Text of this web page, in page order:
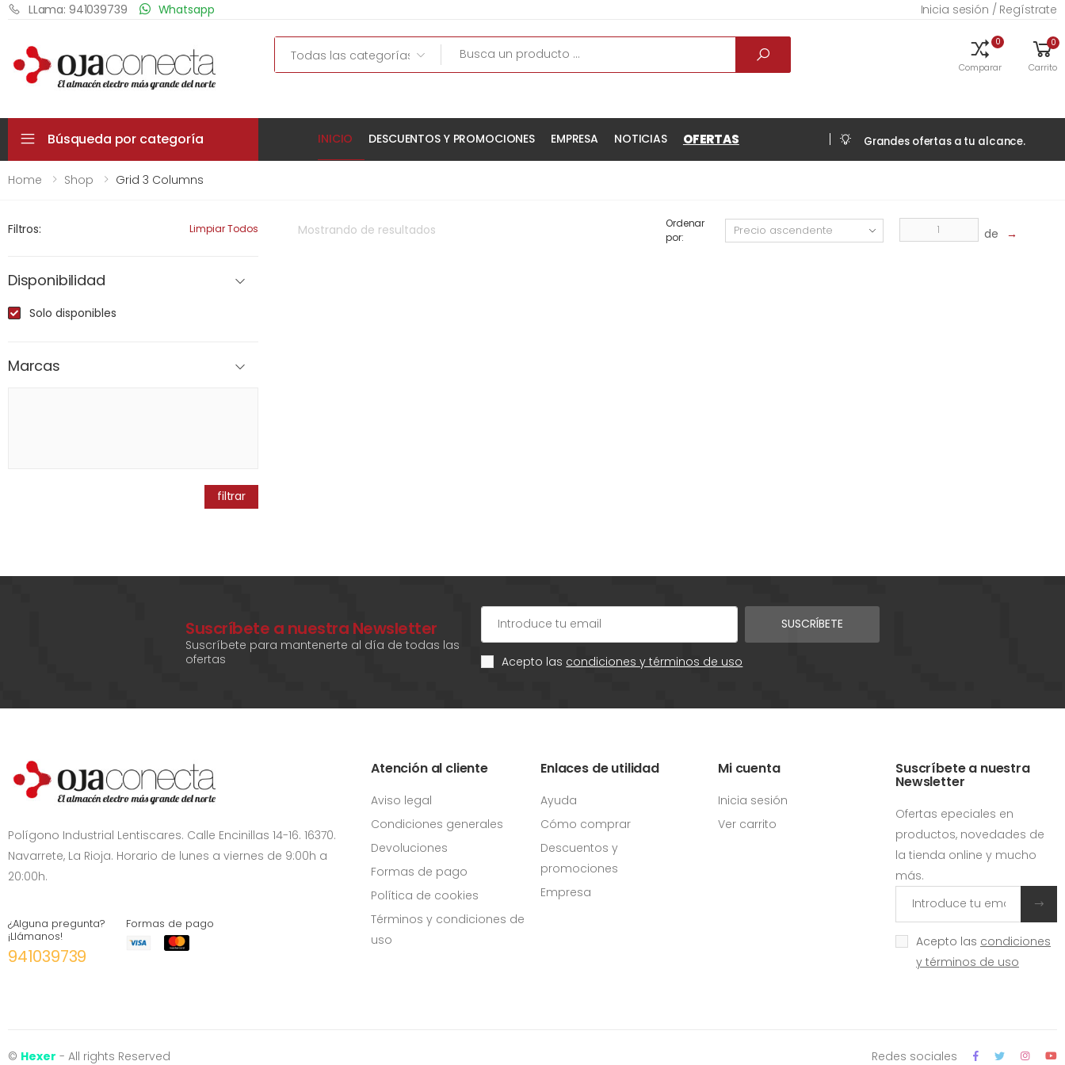
LLama: 941039739 Whatsapp Inicia sesión / Regístrate
Search 0
Comparar
0
Carrito
Búsqueda por categoría INICIO DESCUENTOS Y PROMOCIONES EMPRESA NOTICIAS OFERTAS Grandes ofertas a tu alcance.
Home Shop Grid 3 Columns
Mostrando de resultados
Ordenar
por:
de →
Filtros: Limpiar Todos
Disponibilidad
Solo disponibles
Marcas
filtrar
Suscríbete a nuestra Newsletter
Suscríbete para mantenerte al día de todas las
ofertas
SUSCRÍBETE
Acepto las condiciones y términos de uso
Polígono Industrial Lentiscares. Calle Encinillas 14-16. 16370.
Navarrete, La Rioja. Horario de lunes a viernes de 9:00h a
20:00h.
¿Alguna pregunta?
¡Llámanos!
941039739
Formas de pago
Atención al cliente
Aviso legal
Condiciones generales
Devoluciones
Formas de pago
Política de cookies
Términos y condiciones de
uso
Enlaces de utilidad
Ayuda
Cómo comprar
Descuentos y
promociones
Empresa
Mi cuenta
Inicia sesión
Ver carrito
Suscríbete a nuestra
Newsletter
Ofertas epeciales en
productos, novedades de
la tienda online y mucho
más.
Acepto las condiciones
y términos de uso
© Hexer - All rights Reserved Redes sociales